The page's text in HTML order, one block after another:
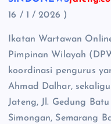
16 / 1 / 2026 )
Ikatan Wartawan
Pimpinan Wilayah
koordinasi pengurus
Ahmad Dalhar,
Jateng, Jl. Gedung
Simongan, Semarang